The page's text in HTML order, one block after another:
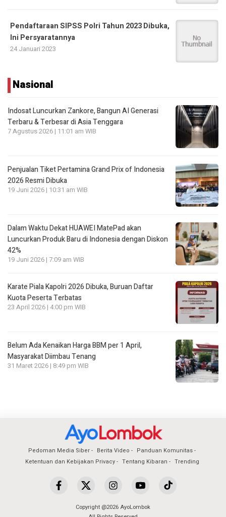
Pendaftaraan SIPSS Polri Tahun 2023 Dibuka,
Ini Persyaratannya
24 Januari 2023
Nasional
Indosat Luncurkan Zankore, Bangun AI Generasi
Terbaru & Terbesar di Asia Tenggara
7 Agustus 2026 | 11:01 am WIB
Penjualan Tiket Pertamina Grand Prix of Indonesia
2026 Resmi Dibuka
19 Juni 2026 | 10:31 am WIB
Dalam Waktu Dekat HUAWEI MatePad akan
Luncurkan Produk Baru di Indonesia dengan Diskon
42%
19 Juni 2026 | 7:09 am WIB
Karate Piala Kapolri 2026 Dibuka, Buruan Daftar
Kuota Peserta Terbatas
23 April 2026 | 4:00 pm WIB
Belum Ada Kenaikan Harga BBM per 1 April,
Masyarakat Diimbau Tenang
31 Maret 2026 | 8:49 pm WIB
Pedoman Media Siber Berita Video
Panduan Komunitas
Ketentuan dan Kebijakan Privacy
Tentang Kibaran Trending
Copyright @2026 AyoLombok